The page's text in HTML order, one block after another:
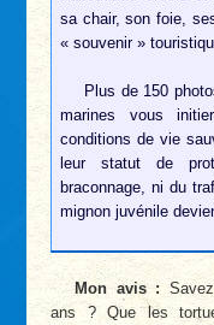
sa chair, son foie,
« souvenir »
Plus de 150
marines vous
conditions de vie
leur statut de
braconnage, ni du
mignon juvénile
Mon avis :
ans ? Que les